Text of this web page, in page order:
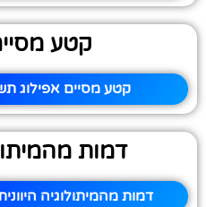
קטע
קטע מסיים אפילוג
דמות
דמות מהמיתולוגיה